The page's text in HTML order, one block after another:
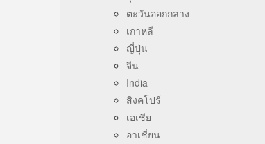
ตะวันออกกลาง
เกาหลี
ญี่ปุ่น
จีน
India
สิงคโปร์
เอเชีย
อาเชี่ยน